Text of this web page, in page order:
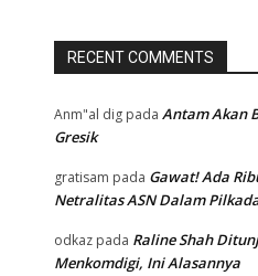
RECENT COMMENTS
Anm"al dig pada Antam Akan
Gresik
gratisam pada Gawat! Ada
Netralitas ASN Dalam
odkaz pada Raline Shah
Menkomdigi, Ini Alasannya